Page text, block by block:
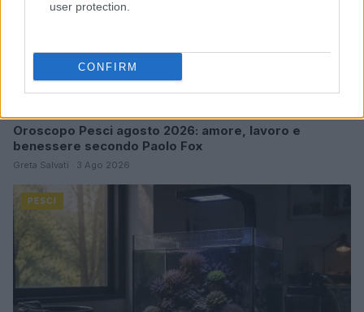
user protection.
CONFIRM
Oroscopo Pesci agosto 2026: amore, lavoro e
benessere secondo Paolo Fox
Greta Salvati · 3 Ago 2026
PESCI